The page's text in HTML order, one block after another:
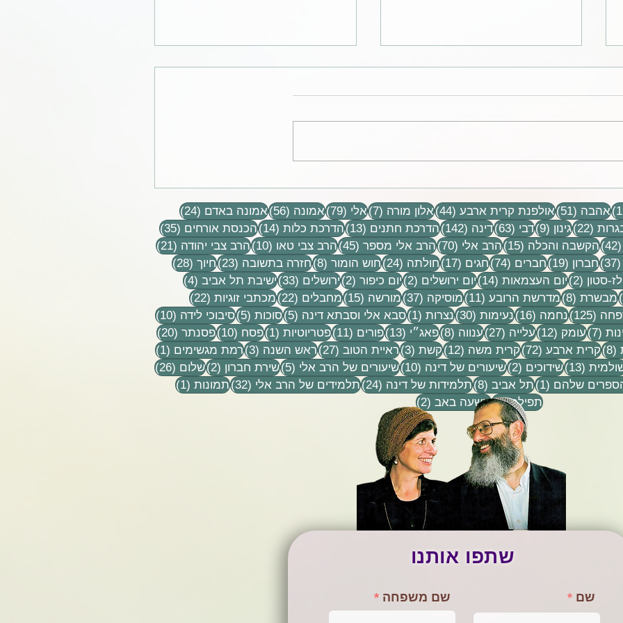
15 פוסטים
אהבה (51) 51 פוסטים
אולפנת קרית ארבע (44) 44 פוסטים
אלון מורה (7) 7 פוסטיםאלי (79) 79 פוסטים
אמונה (56) 56 פוסטים
אמונה באדם (24)
24 פוסטים
(22) 22 פוסטים
גינון (9) 9 פוסטיםדבי (63) 63 פוסטים
דינה (142) 142 פוסטים
הדרכת חתנים (13) 13 פוסטים
הדרכת כלות (14) 14 פוסטים
הכנסת אורחים (35)
35 פוסטים
(42) 42 פוסטים
הקשבה והכלה (15) 15 פוסטים
הרב אלי (70) 70 פוסטים
הרב אלי מספר (45) 45 פוסטים
הרב צבי טאו (10) 10 פוסטים
הרב צבי יהודה (21)
21 פוסטים
(37) 37 פוסטים
חברון (19) 19 פוסטים
חברים (74) 74 פוסטים
חגים (17) 17 פוסטים
חולתה (24) 24 פוסטים
חוש הומור (8) 8 פוסטיםחזרה בתשובה (23) 23 פוסטים
חיוך (28)
28 פוסטים
סטון (2) 2 פוסטיםיום העצמאות (14) 14 פוסטים
יום ירושלים (2) 2 פוסטיםיום כיפור (2) 2 פוסטיםירושלים (33) 33 פוסטים
ישיבת תל אביב (4)
4 פוסטים
פוסט 1
מבשרת (8) 8 פוסטיםמדרשת הרובע (11) 11 פוסטים
מוסיקה (37) 37 פוסטים
מורשה (15) 15 פוסטים
מחבלים (22) 22 פוסטים
מכתבי זוגיות (22)
22 פוסטים
1
(125) 125 פוסטים
נחמה (16) 16 פוסטים
נעימות (30) 30 פוסטים
נצרות (1) פוסט 1
סבא אלי וסבתא דינה (5) 5 פוסטיםסוכות (5) 5 פוסטיםסיבוכי לידה (10)
10 פוסטים
(7) 7 פוסטיםעומק (12) 12 פוסטים
עלייה (27) 27 פוסטים
ענווה (8) 8 פוסטיםפאג״י (13) 13 פוסטים
פורים (11) 11 פוסטים
פטריוטיות (1) פוסט 1
פסח (10) 10 פוסטים
פסנתר (20)
20 פוסטים
(8) 8 פוסטיםקרית ארבע (72) 72 פוסטים
קרית משה (12) 12 פוסטים
קשת (3) 3 פוסטיםראיית הטוב (27) 27 פוסטים
ראש השנה (3) 3 פוסטיםרמת מגשימים (1)
פוסט 1
(13) 13 פוסטים
שידוכים (2) 2 פוסטיםשיעורים של דינה (10) 10 פוסטים
שיעורים של הרב אלי (5) 5 פוסטיםשירת חברון (2) 2 פוסטיםשלום (26)
26 פוסטים
שלהם (1) פוסט 1
תל אביב (8) 8 פוסטיםתלמידות של דינה (24) 24 פוסטים
תלמידים של הרב אלי (32) 32 פוסטים
תמונות (1)
פוסט 1
תפילה (9) 9 פוסטיםתשעה באב (2) 2 פוסטים
שתפו אותנו
שם משפחה שם